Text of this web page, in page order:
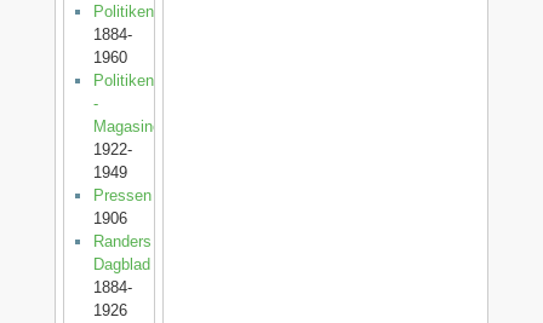
Politiken
1884-
1960
Politiken
-
Magasinet
1922-
1949
Pressen
1906
Randers
Dagblad
1884-
1926